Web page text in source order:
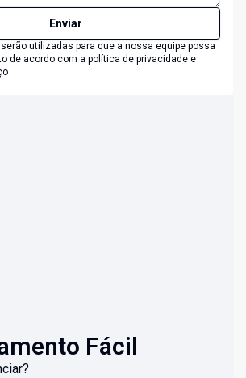
Enviar
utilizadas para que a nossa equipe possa
de acordo com a política de privacidade e
Fácil